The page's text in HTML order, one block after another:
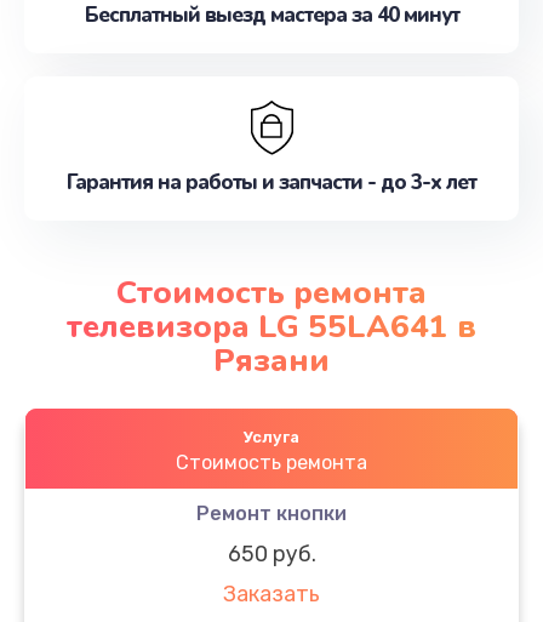
Бесплатный выезд мастера за 40 минут
Гарантия на работы и запчасти - до 3-х лет
Стоимость ремонта
телевизора LG 55LA641 в
Рязани
Услуга
Стоимость ремонта
Ремонт кнопки
650 руб.
Заказать